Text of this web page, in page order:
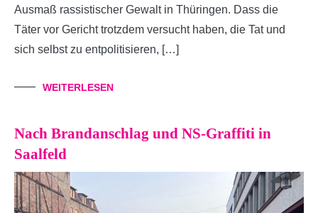
Ausmaß rassistischer Gewalt in Thüringen. Dass die
Täter vor Gericht trotzdem versucht haben, die Tat und
sich selbst zu entpolitisieren, […]
WEITERLESEN
Nach Brandanschlag und NS-Graffiti in
Saalfeld